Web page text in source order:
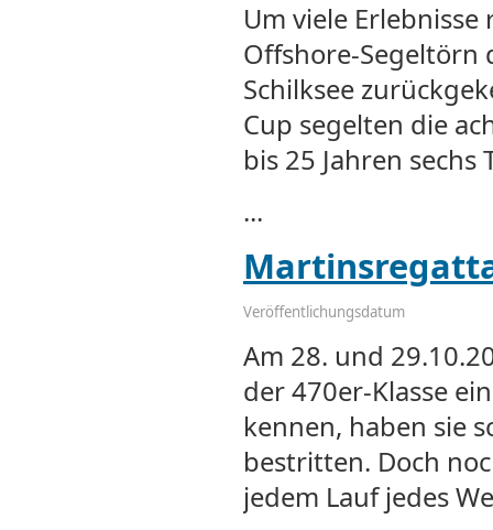
Um viele
Offshore-Segeltörn
Schilksee
Cup segelten die
bis 25 Jahren
...
Veröffentlichungsdatum
Am 28. und
der 470er-Klasse
kennen, haben sie
bestritten. Doch
jedem Lauf jedes